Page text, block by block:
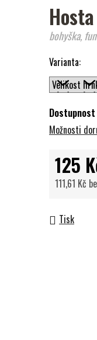
bohyška,
Varianta:
Dostupnost
Možnosti
125
111,61 Kč
Tisk